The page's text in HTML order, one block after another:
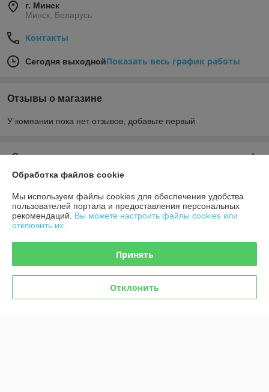
г. Минск
Минск, Беларусь
Контакты
Сегодня выходнойПоказать весь график работы
Отзывы о магазине
У компании пока нет отзывов, добавьте первый
О нас
Доставка и оплата
График работы
Полная версия сайта
Политика обработки cookies
Обработка файлов cookie
Мы используем файлы cookies для обеспечения удобства
пользователей портала и предоставления персональных
рекомендаций. Вы можете настроить файлы cookies или
отключить их.
Принять
Отклонить